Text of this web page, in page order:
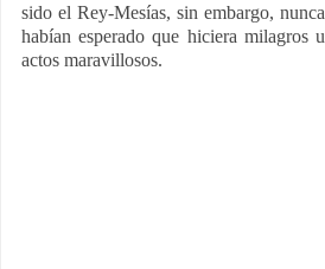
sido el Rey-Mesías, sin embargo, nunca
habían esperado que hiciera milagros u
actos maravillosos.